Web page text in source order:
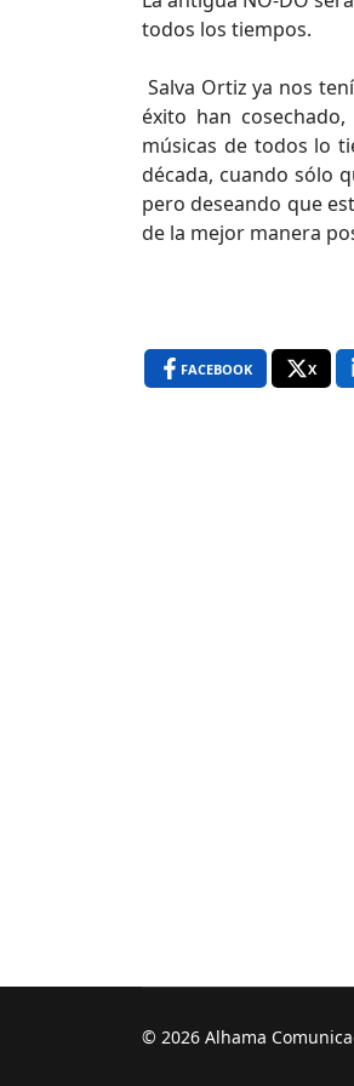
todos los tiempos.
Salva Ortiz ya nos
éxito han
músicas de todos lo
década, cuando sólo
pero deseando que
de la mejor manera
FACEBOOK X
© 2026 Alhama